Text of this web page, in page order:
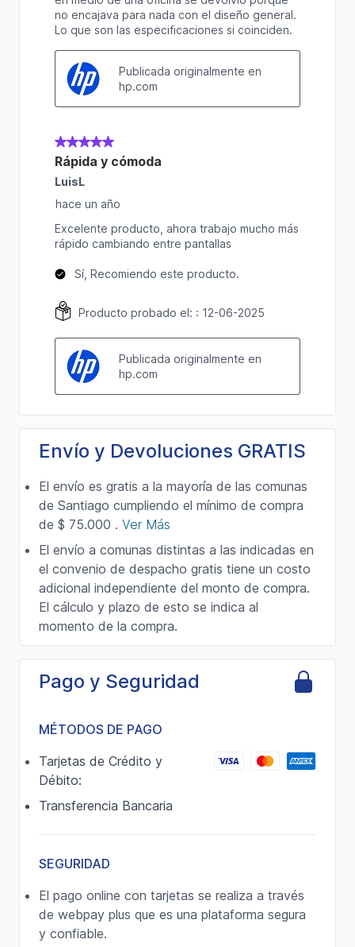
Envío y Devoluciones GRATIS
El envío es gratis a la mayoría de las comunas
de Santiago cumpliendo el mínimo de compra
de $ 75.000 . Ver Más
El envío a comunas distintas a las indicadas en
el convenio de despacho gratis tiene un costo
adicional independiente del monto de compra.
El cálculo y plazo de esto se indica al
momento de la compra.
Pago y Seguridad
MÉTODOS DE PAGO
Tarjetas de Crédito y
Débito:
Transferencia Bancaria
SEGURIDAD
El pago online con tarjetas se realiza a través
de webpay plus que es una plataforma segura
y confiable.